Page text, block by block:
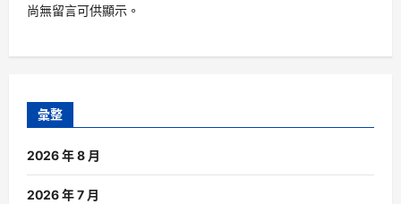
尚無留言可供顯示。
彙整
2026 年 8 月
2026 年 7 月